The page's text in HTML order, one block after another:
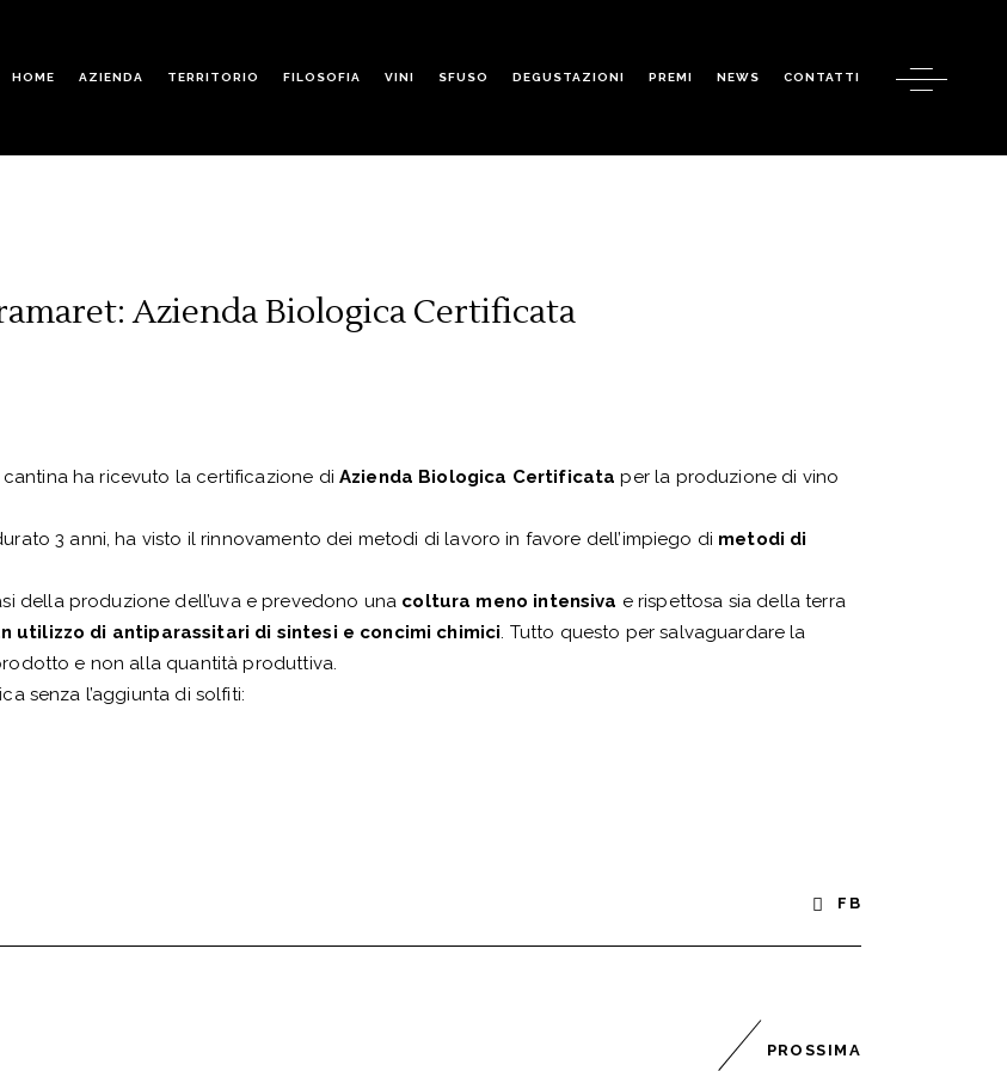
HOME AZIENDA TERRITORIO FILOSOFIA VINI SFUSO DEGUSTAZIONI PREMI NEWS CONTATTI
Azienda Biologica Certificata
ha ricevuto la certificazione di Azienda Biologica Certificata per la produzione di vino
3 anni, ha visto il rinnovamento dei metodi di lavoro in favore dell’impiego di metodi di
della produzione dell’uva e prevedono una coltura meno intensiva e rispettosa sia della terra
utilizzo di antiparassitari di sintesi e concimi chimici. Tutto questo per salvaguardare la
e non alla quantità produttiva.
senza l’aggiunta di solfiti:
FB
PROSSIMA